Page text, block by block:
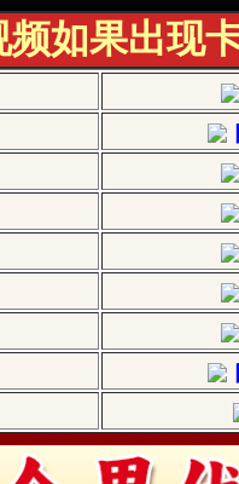
频如果出现